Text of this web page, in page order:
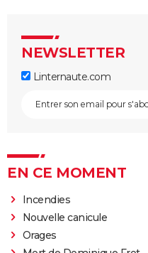
NEWSLETTER
Linternaute.com
EN CE MOMENT
Incendies
Nouvelle canicule
Orages